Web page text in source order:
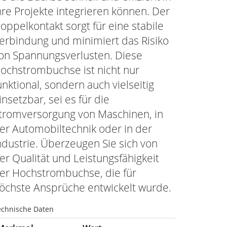
Projekte integrieren können. Der
sorgt für eine stabile
und minimiert das Risiko
Spannungsverlusten. Diese
ist nicht nur
sondern auch vielseitig
sei es für die
von Maschinen, in
Automobiltechnik oder in der
Überzeugen Sie sich von
Qualität und Leistungsfähigkeit
Hochstrombuchse, die für
Ansprüche entwickelt wurde.
Daten